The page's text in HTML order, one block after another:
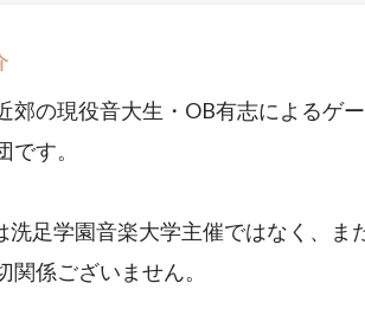
郊の現役音大生・OB有志によるゲ
です。
足学園音楽大学主催ではなく、ま
関係ございません。